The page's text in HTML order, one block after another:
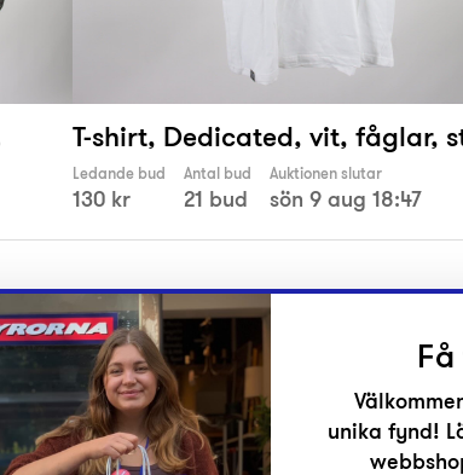
T-shirt, Dedicated, vit, fåglar,
Ledande bud
130 kr
Antal bud
21 bud
Auktionen slutar
sön 9 aug 18:47
unika fynd!